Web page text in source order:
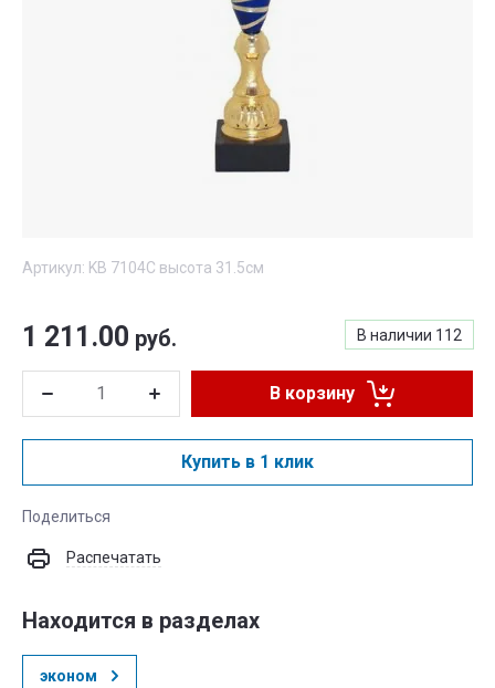
Артикул: KB 7104C высота 31.5cм
В наличии 112
1 211.00 руб.
В корзину
Купить в 1 клик
Поделиться
Распечатать
Находится в разделах
эконом